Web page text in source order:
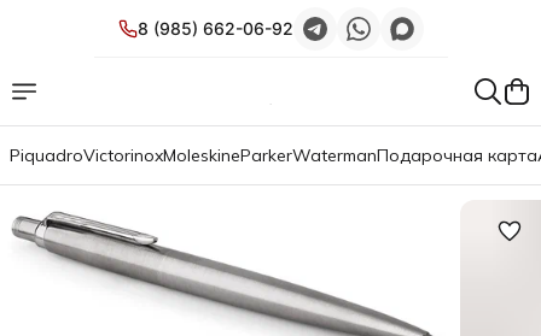
8 (985) 662-06-92
PiquadroVictorinoxMoleskineParkerWatermanПодарочная карта